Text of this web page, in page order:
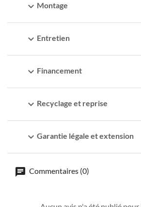
expand_more Montage
expand_more Entretien
expand_more Financement
expand_more Recyclage et reprise
expand_more Garantie légale et extension
Commentaires (0)